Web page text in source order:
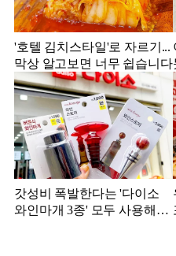
'호텔 김치스타일'로 자르기...
막상 알고보면 너무 쉽습니다
갓성비 폭발한다는 '다이소
와인마개 3종' 모두 사용해본